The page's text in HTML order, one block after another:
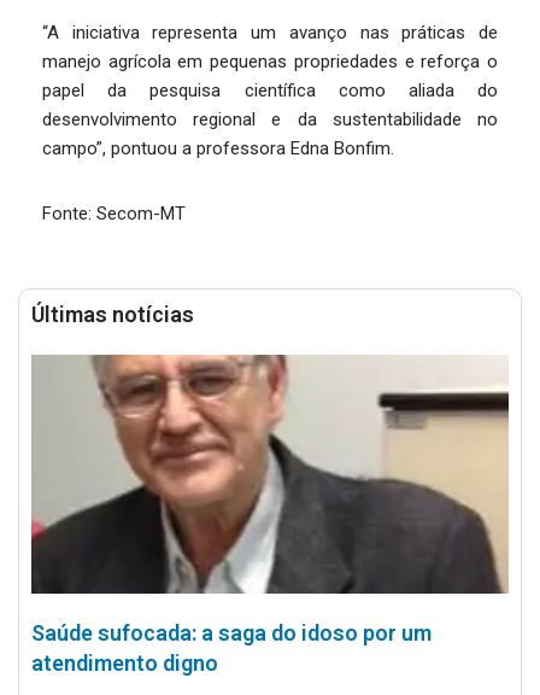
“A iniciativa representa um avanço nas práticas de
manejo agrícola em pequenas propriedades e reforça o
papel da pesquisa científica como aliada do
desenvolvimento regional e da sustentabilidade no
campo”, pontuou a professora Edna Bonfim.
Fonte: Secom-MT
Últimas notícias
Saúde sufocada: a saga do idoso por um
atendimento digno